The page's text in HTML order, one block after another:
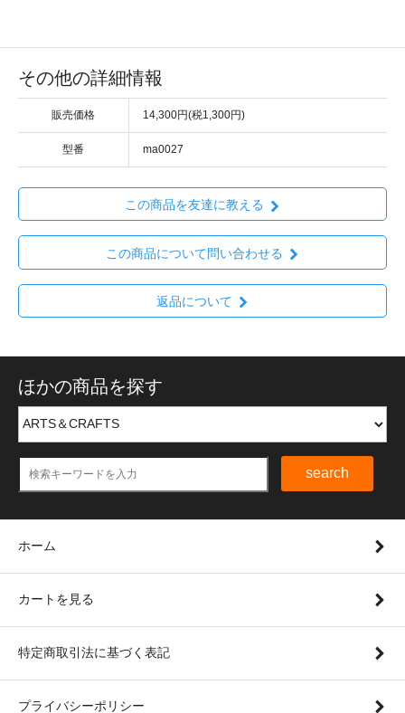
その他の詳細情報
販売価格 14,300円(税1,300円)
型番 ma0027
この商品を友達に教える
この商品について問い合わせる
返品について
ほかの商品を探す
search
ホーム
カートを見る
特定商取引法に基づく表記
プライバシーポリシー